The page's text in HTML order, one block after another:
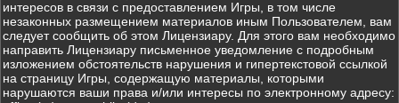
интересов в связи с предоставлением Игры, в том числе
незаконных размещением материалов иным Пользователем, вам
следует сообщить об этом Лицензиару. Для этого вам необходимо
направить Лицензиару письменное уведомление с подробным
изложением обстоятельств нарушения и гипертекстовой ссылкой
на страницу Игры, содержащую материалы, которыми
нарушаются ваши права и/или интересы по электронному адресу: